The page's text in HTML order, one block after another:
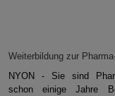
Weiterbildung zur
NYON - Sie sind
schon einige Jahre